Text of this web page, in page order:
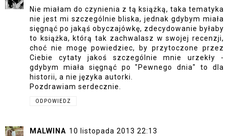
Nie miałam do czynienia z tą książką, taka tematyka
nie jest mi szczególnie bliska, jednak gdybym miała
sięgnąć po jakąś obyczajówkę, zdecydowanie byłaby
to książka, którą tak zachwalasz w swojej recenzji,
choć nie mogę powiedziec, by przytoczone przez
Ciebie cytaty jakoś szczególnie mnie urzekły -
gdybym miała sięgnąć po "Pewnego dnia" to dla
historii, a nie języka autorki.
Pozdrawiam serdecznie.
ODPOWIEDZ
MALWINA 10 listopada 2013 22:13